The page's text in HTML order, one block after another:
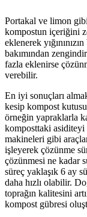
Portakal ve limon
kompostun içeriğini
eklenerek
bakımından
fazla eklenirse
verebilir.
En iyi sonuçları
kesip kompost
örneğin yapraklarla
komposttaki asiditeyi
makineleri gibi
işleyerek çözünme
çözünmesi ne kadar
süreç yaklaşık 6 ay
daha hızlı olabilir.
toprağın kalitesini
kompost gübresi